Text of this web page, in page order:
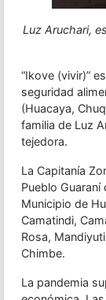
Luz Aruchari,
“Ikove (vivir)”
seguridad
(Huacaya,
familia de Luz
tejedora.
La Capitanía
Pueblo Guaraní
Municipio de
Camatindi,
Rosa,
Chimbe.
La pandemia